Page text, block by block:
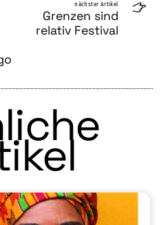
nächster Artikel
Grenzen sind
relativ Festival